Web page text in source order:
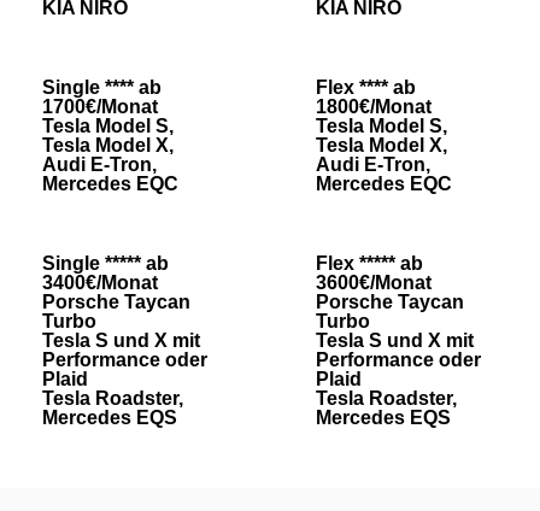
KIA NIRO
KIA NIRO
Single **** ab
1700€/Monat
Tesla Model S,
Tesla Model X,
Audi E-Tron,
Mercedes EQC
Flex **** ab
1800€/Monat
Tesla Model S,
Tesla Model X,
Audi E-Tron,
Mercedes EQC
Single ***** ab
3400€/Monat
Porsche Taycan
Turbo
Tesla S und X mit
Performance oder
Plaid
Tesla Roadster,
Mercedes EQS
Flex ***** ab
3600€/Monat
Porsche Taycan
Turbo
Tesla S und X mit
Performance oder
Plaid
Tesla Roadster,
Mercedes EQS